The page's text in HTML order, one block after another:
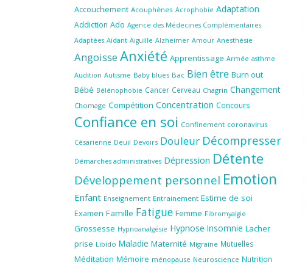
Accouchement Acouphènes Acrophobie Adaptation
Addiction Ado Agence des Médecines Complémentaires
Adaptées Aidant Aiguille Alzheimer Amour Anesthésie
Angoisse Anxiété Apprentissage Armée asthme
Audition Autisme Baby blues Bac Bien être Burn out
Bébé Bélénophobie Cancer Cerveau Chagrin Changement
Chomage Compétition Concentration Concours
Confiance en soi Confinement coronavirus
Césarienne Deuil Devoirs Douleur Décompresser
Démarches administratives Dépression Détente
Développement personnel Emotion
Enfant Enseignement Entrainement Estime de soi
Examen Famille Fatigue Femme Fibromyalgie
Grossesse Hypnoanalgésie Hypnose Insomnie Lacher
prise Libido Maladie Maternité Migraine Mutuelles
Méditation Mémoire ménopause Neuroscience Nutrition